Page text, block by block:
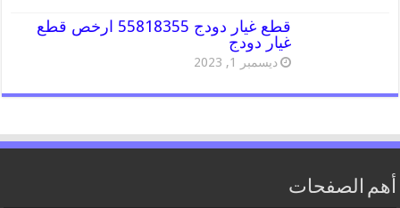
قطع غيار دودج 55818355 ارخص قطع
غيار دودج
ديسمبر 1, 2023
أهم الصفحات